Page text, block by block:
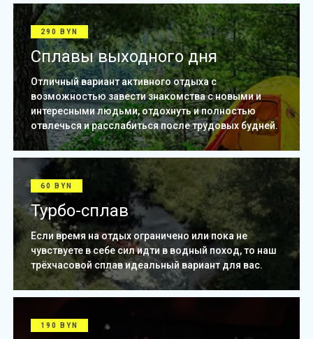
290 BYN
Сплавы выходного дня
Отличный вариант активного отдыха с
возможностью завести знакомства с новыми и
интересными людьми, отдохнуть и полностью
отвлечься и расслабиться после трудовых будней.
60 BYN
Турбо-сплав
Если время на отдых ограничено или пока не
чувствуете в себе сил идти в водный поход, то наш
трёхчасовой сплав идеальный вариант для вас.
190 BYN